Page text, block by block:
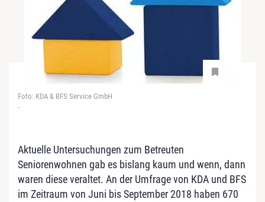
Foto: KDA & BFS Service GmbH
-
Aktuelle Untersuchungen zum Betreuten
Seniorenwohnen gab es bislang kaum und wenn, dann
waren diese veraltet. An der Umfrage von KDA und BFS
im Zeitraum von Juni bis September 2018 haben 670